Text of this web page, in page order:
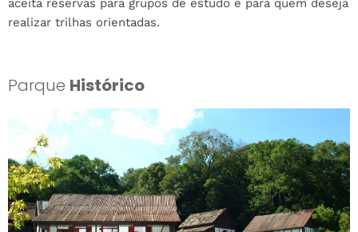
aceita reservas para grupos de estudo e para quem deseja
realizar trilhas orientadas.
Parque Histórico